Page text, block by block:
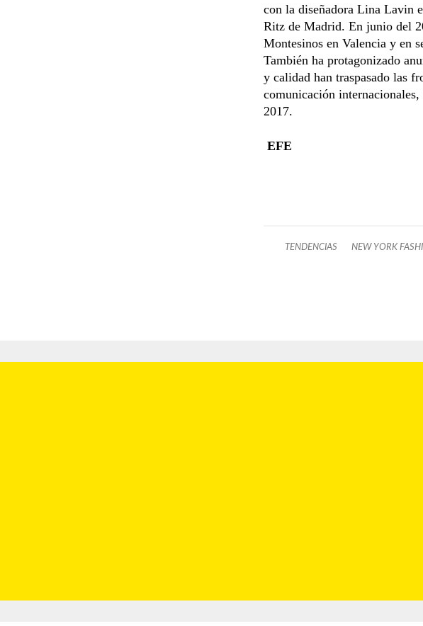
con la diseñadora Lina Lavin
Ritz de Madrid. En junio del
Montesinos en Valencia y en
También ha protagonizado
y calidad han traspasado las
comunicación
2017.
EFE
TENDENCIAS NEW YORK